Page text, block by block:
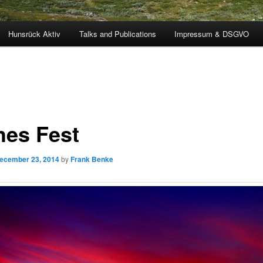
Hunsrück Aktiv Talks and Publications Impressum & DSGVO
Fest
23, 2014byFrank Benke